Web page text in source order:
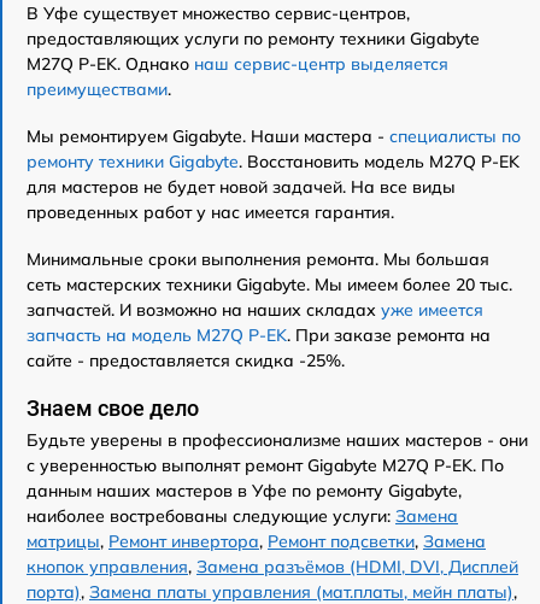
В Уфе существует множество сервис-центров,
предоставляющих услуги по ремонту техники Gigabyte
M27Q P-EK. Однако наш сервис-центр выделяется
преимуществами.
Мы ремонтируем Gigabyte. Наши мастера - специалисты по
ремонту техники Gigabyte. Восстановить модель M27Q P-EK
для мастеров не будет новой задачей. На все виды
проведенных работ у нас имеется гарантия.
Минимальные сроки выполнения ремонта. Мы большая
сеть мастерских техники Gigabyte. Мы имеем более 20 тыс.
запчастей. И возможно на наших складах уже имеется
запчасть на модель M27Q P-EK. При заказе ремонта на
сайте - предоставляется скидка -25%.
Знаем свое дело
Будьте уверены в профессионализме наших мастеров - они
с уверенностью выполнят ремонт Gigabyte M27Q P-EK. По
данным наших мастеров в Уфе по ремонту Gigabyte,
наиболее востребованы следующие услуги: Замена
матрицы, Ремонт инвертора, Ремонт подсветки, Замена
кнопок управления, Замена разъёмов (HDMI, DVI, Дисплей
порта), Замена платы управления (мат.платы, мейн платы),